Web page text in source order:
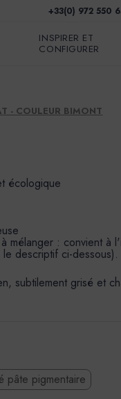
+33(0) 972 550
INSPIRER ET
CONFIGURER
- COULEUR BIMONT
écologique
mélanger : convient à
descriptif ci-dessous).
subtilement grisé et
pâte pigmentaire